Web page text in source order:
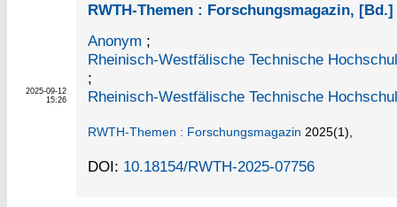
2025-09-12
15:26
RWTH-Themen : Forschungsmagazin, [Bd.]
Anonym ;
Rheinisch-Westfälische Technische
;
Rheinisch-Westfälische Technische
RWTH-Themen : Forschungsmagazin 2025(1)
DOI: 10.18154/RWTH-2025-07756